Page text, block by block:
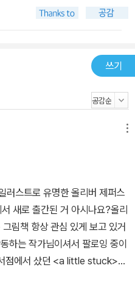
쓰기
러스트로 유명한 올리버 제퍼스
새로 출간된 거 아시나요?올리
림책 항상 관심 있게 보고 있거
하는 작가님이셔서 팔로잉 중이
점에서 샀던 <a little stuck>